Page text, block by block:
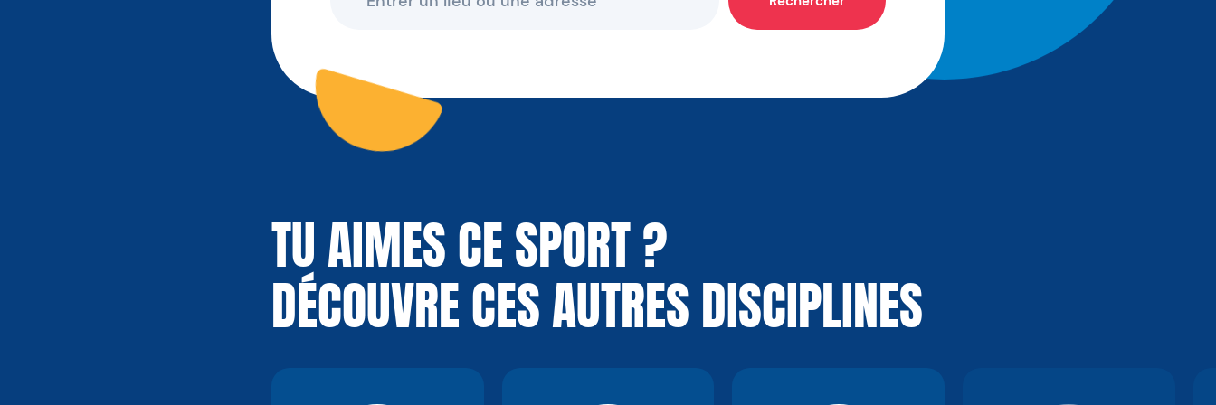
TU AIMES CE SPORT ?
DÉCOUVRE CES AUTRES DISCIPLINES